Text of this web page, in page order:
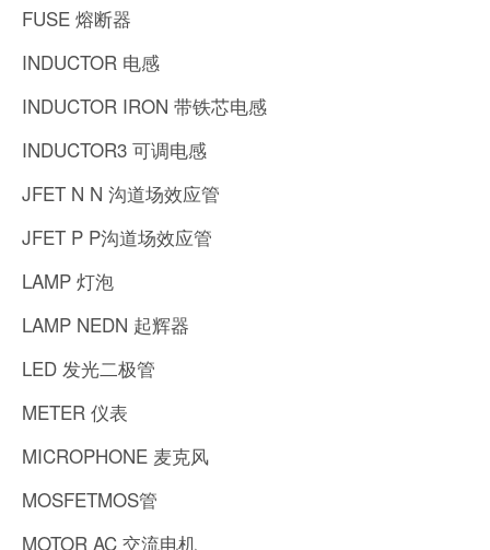
FUSE 熔断器
INDUCTOR 电感
INDUCTOR IRON 带铁芯电感
INDUCTOR3 可调电感
JFET N N 沟道场效应管
JFET P P沟道场效应管
LAMP 灯泡
LAMP NEDN 起辉器
LED 发光二极管
METER 仪表
MICROPHONE 麦克风
MOSFETMOS管
MOTOR AC 交流电机